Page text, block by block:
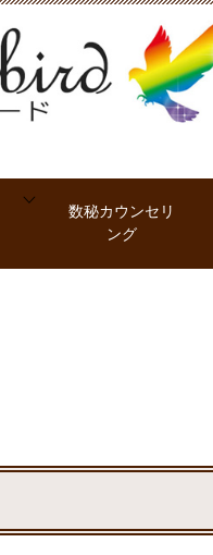
数秘カウンセリ
ング